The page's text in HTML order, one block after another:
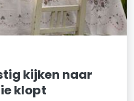
kijken naar
klopt